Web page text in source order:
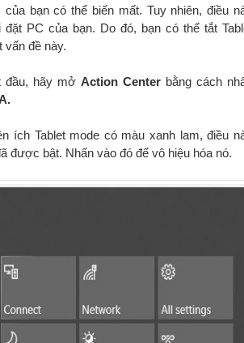
bạn có thể biến mất. Tuy nhiên, điều
đặt PC của bạn. Do đó, bạn có thể tắt
vấn đề này.
đầu, hãy mởAction Center bằng cách
ích Tablet mode có màu xanh lam, điều
được bật. Nhấn vào đó để vô hiệu hóa nó.